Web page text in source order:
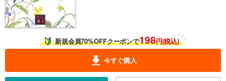
新規会員70%OFFクーポンで198円(税込)
今すぐ購入